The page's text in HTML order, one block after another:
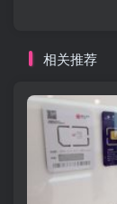
相关推荐